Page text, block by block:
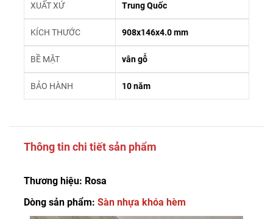
XUẤT XỨ Trung Quốc
KÍCH THƯỚC 908x146x4.0 mm
BỀ MẶT vân gỗ
BẢO HÀNH 10 năm
Thông tin chi tiết sản phẩm
Thương hiệu: Rosa
Dòng sản phẩm: Sàn nhựa khóa hèm